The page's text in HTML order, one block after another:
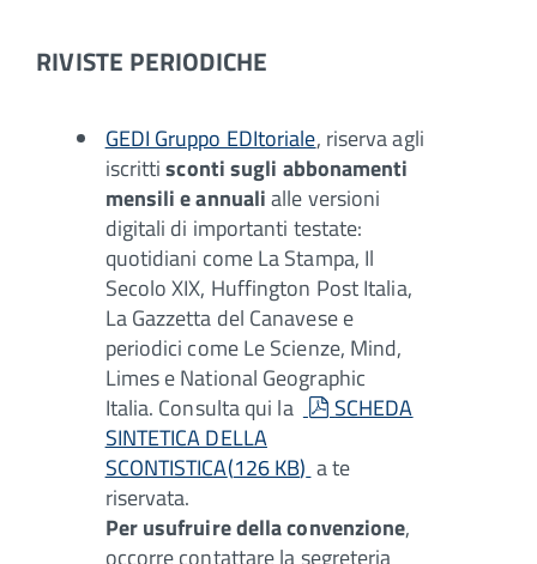
RIVISTE PERIODICHE
GEDI Gruppo EDItoriale, riserva agli
iscrittisconti sugli abbonamenti
mensili e annualialle versioni
digitali di importanti testate:
quotidiani come La Stampa, Il
Secolo XIX, Huffington Post Italia,
La Gazzetta del Canavese e
periodici come Le Scienze, Mind,
Limes e National Geographic
Italia. Consulta qui la
pdf
SCHEDA
SINTETICA DELLA
SCONTISTICA(126 KB) a te
riservata.
Per usufruire della convenzione,